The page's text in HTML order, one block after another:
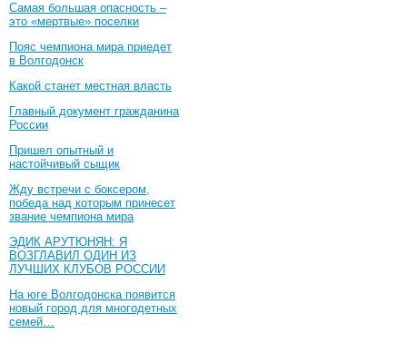
Самая большая опасность –
это «мертвые» поселки
Пояс чемпиона мира приедет
в Волгодонск
Какой станет местная власть
Главный документ гражданина
России
Пришел опытный и
настойчивый сыщик
Жду встречи с боксером,
победа над которым принесет
звание чемпиона мира
ЭДИК АРУТЮНЯН: Я
ВОЗГЛАВИЛ ОДИН ИЗ
ЛУЧШИХ КЛУБОВ РОССИИ
На юге Волгодонска появится
новый город для многодетных
семей…